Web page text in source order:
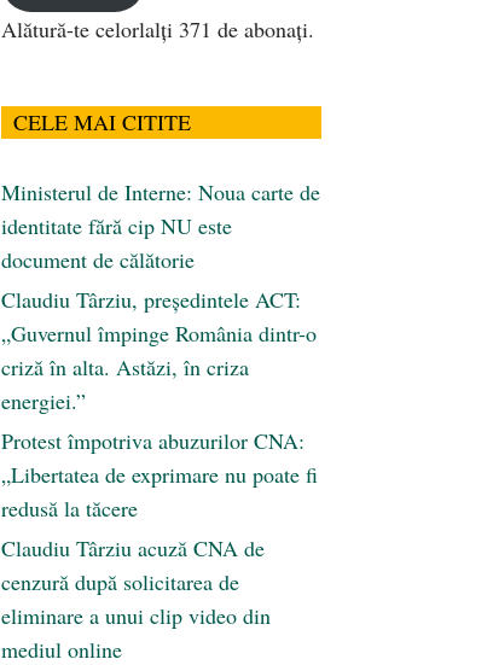
Alătură-te celorlalți 371 de abonați.
CELE MAI CITITE
Ministerul de Interne: Noua carte de
identitate fără cip NU este
document de călătorie
Claudiu Târziu, președintele ACT:
„Guvernul împinge România dintr-o
criză în alta. Astăzi, în criza
energiei.”
Protest împotriva abuzurilor CNA:
„Libertatea de exprimare nu poate fi
redusă la tăcere
Claudiu Târziu acuză CNA de
cenzură după solicitarea de
eliminare a unui clip video din
mediul online